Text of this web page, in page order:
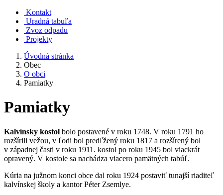
Kontakt
Uradná tabuľa
Zvoz odpadu
Projekty
Úvodná stránka
Obec
O obci
Pamiatky
Pamiatky
Kalvínsky kostol bolo postavené v roku 1748. V roku 1791 ho
rozšírili vežou, v ľodi bol predľžený roku 1817 a rozšírený bol
v západnej časti v roku 1911. kostol po roku 1945 bol viackrát
opravený. V kostole sa nachádza viacero pamätných tabúľ.
Kúria na južnom konci obce dal roku 1924 postaviť tunajší riaditeľ
kalvínskej školy a kantor Péter Zsemlye.